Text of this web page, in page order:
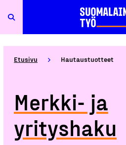
Etusivu Hautaustuotteet
Merkki- ja
yrityshaku